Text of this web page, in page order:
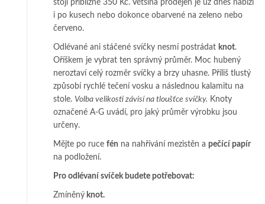
stojí přibližně 350 Kč. Většina prodejen je už dnes nabízí
i po kusech nebo dokonce obarvené na zeleno nebo
červeno.
Odlévané ani stáčené svíčky nesmí postrádat knot.
Oříškem je vybrat ten správný průměr. Moc hubený
neroztaví celý rozměr svíčky a brzy uhasne. Příliš tlustý
způsobí rychlé tečení vosku a následnou kalamitu na
stole. Volba velikosti závisí na tloušťce svíčky. Knoty
označené A-G uvádí, pro jaký průměr výrobku jsou
určeny.
Mějte po ruce fén na nahřívání mezistěn a pečící papír
na podložení.
Pro odlévaní svíček budete potřebovat:
Zmíněný knot.